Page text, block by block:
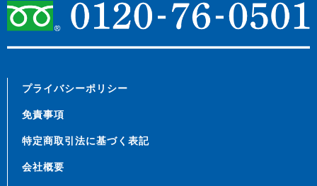
プライバシーポリシー
免責事項
特定商取引法に基づく表記
会社概要